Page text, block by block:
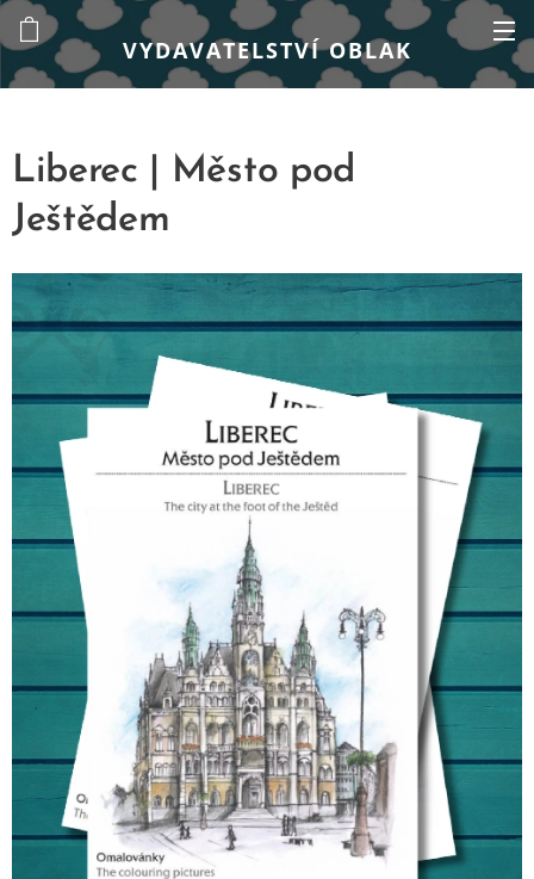
VYDAVATELSTVÍ OBLAK
Liberec | Město pod
Ještědem